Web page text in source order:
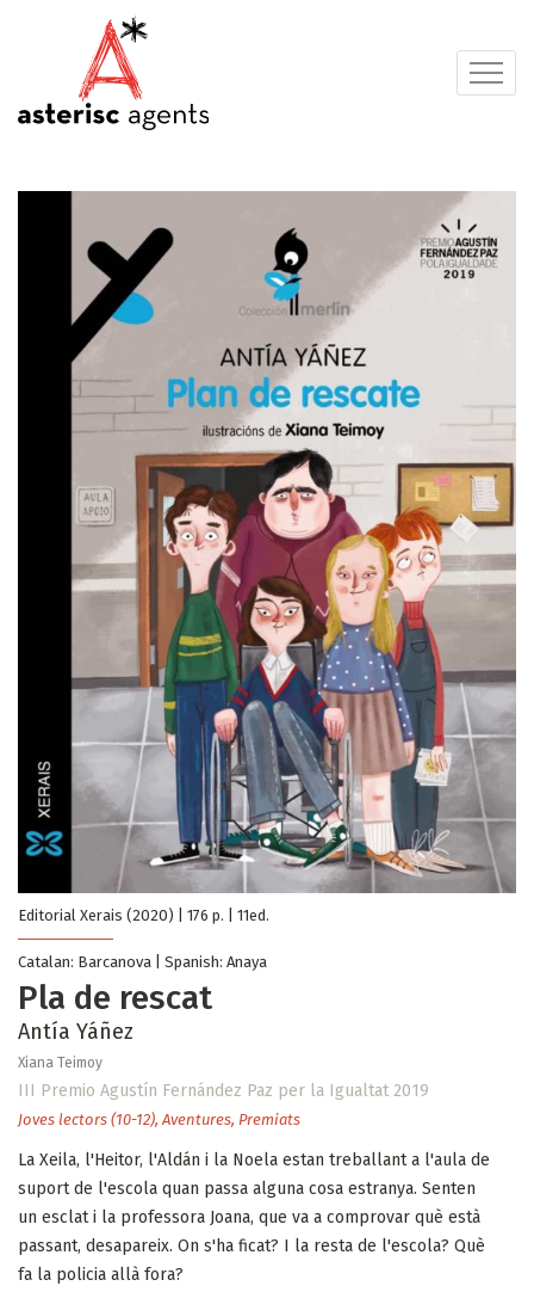
Editorial Xerais (2020) | 176 p. | 11ed.
Catalan: Barcanova | Spanish: Anaya
Pla de rescat
Antía Yáñez
Xiana Teimoy
III Premio Agustín Fernández Paz per la Igualtat 2019
Joves lectors (10-12),Aventures, Premiats
La Xeila, l'Heitor, l'Aldán i la Noela estan treballant a l'aula de
suport de l'escola quan passa alguna cosa estranya. Senten
un esclat i la professora Joana, que va a comprovar què està
passant, desapareix. On s'ha ficat? I la resta de l'escola? Què
fa la policia allà fora?